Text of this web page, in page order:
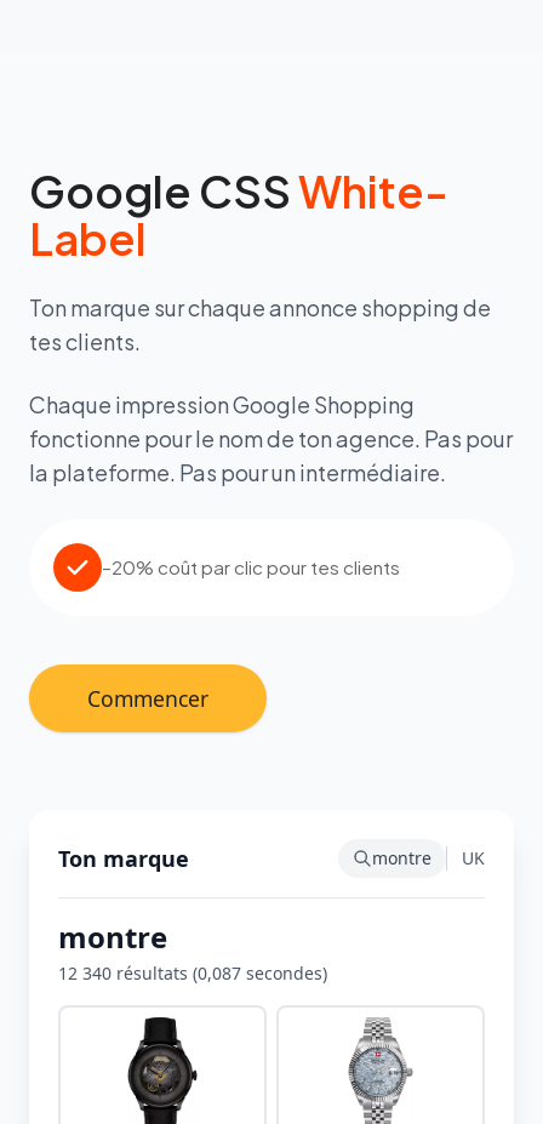
Ton marque montre UK
montre
12 340 résultats (0,087 secondes)
Google CSSWhite-
Label
Ton marque sur chaque annonce shopping de
tes clients.
Chaque impression Google Shopping
fonctionne pour le nom de ton agence. Pas pour
la plateforme. Pas pour un intermédiaire.
–20% coût par clic pour tes clients
Commencer